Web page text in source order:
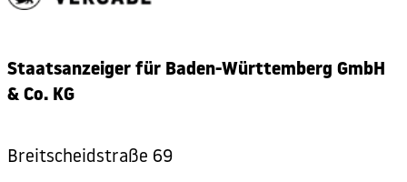
Staatsanzeiger für Baden-Württemberg GmbH
& Co. KG
Breitscheidstraße 69